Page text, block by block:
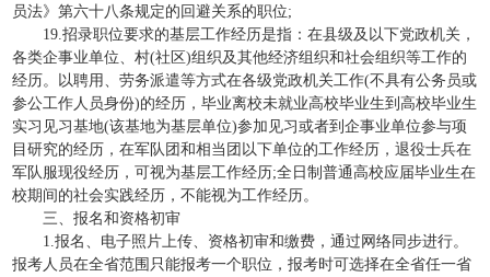
员法》第六十八条规定的回避关系的职位;
19.招录职位要求的基层工作经历是指：在县级及以下党政机关，
各类企事业单位、村(社区)组织及其他经济组织和社会组织等工作的
经历。以聘用、劳务派遣等方式在各级党政机关工作(不具有公务员或
参公工作人员身份)的经历，毕业离校未就业高校毕业生到高校毕业生
实习见习基地(该基地为基层单位)参加见习或者到企事业单位参与项
目研究的经历，在军队团和相当团以下单位的工作经历，退役士兵在
军队服现役经历，可视为基层工作经历;全日制普通高校应届毕业生在
校期间的社会实践经历，不能视为工作经历。
三、报名和资格初审
1.报名、电子照片上传、资格初审和缴费，通过网络同步进行。
报考人员在全省范围只能报考一个职位，报考时可选择在全省任一省